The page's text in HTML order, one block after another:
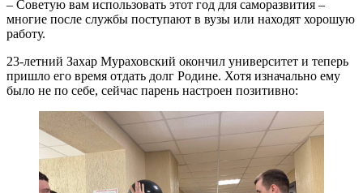
– Советую вам использовать этот год для саморазвития –
многие после службы поступают в вузы или находят хорошую
работу.
23-летний Захар Мураховский окончил университет и теперь
пришло его время отдать долг Родине. Хотя изначально ему
было не по себе, сейчас парень настроен позитивно: